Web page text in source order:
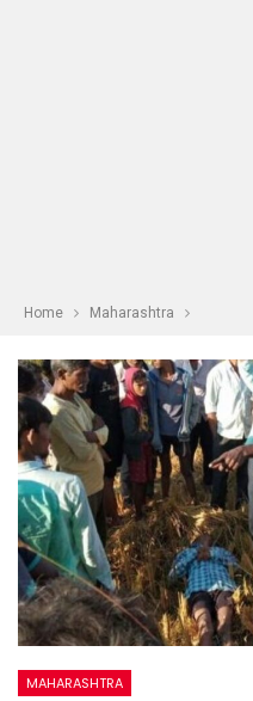
Home Maharashtra
MAHARASHTRA